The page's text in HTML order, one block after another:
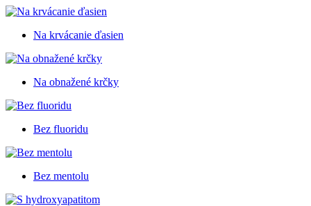
Na krvácanie ďasien
Na obnažené krčky
Bez fluoridu
Bez mentolu